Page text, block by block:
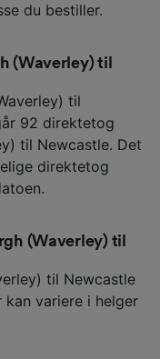
du bestiller.
(Waverley) til
til
92 direktetog
til Newcastle. Det
direktetog
(Waverley) til
til Newcastle
variere i helger